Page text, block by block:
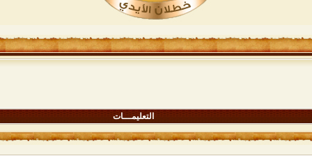
التعليمـــات